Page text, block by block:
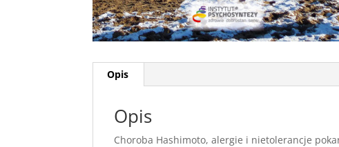
Opis
Opis
Choroba Hashimoto, alergie i nietolerancje